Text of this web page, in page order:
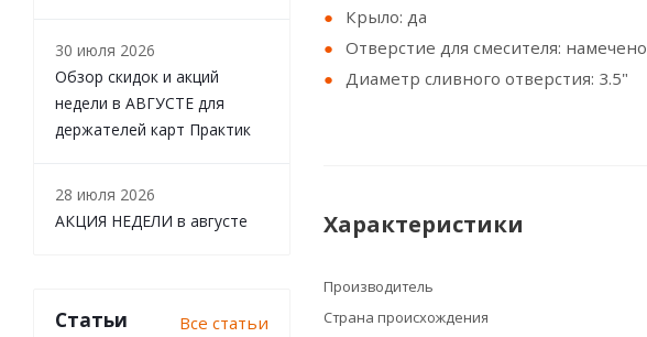
Крыло: да
Отверстие для смесителя: намечено
Диаметр сливного отверстия: 3.5"
Характеристики
Производитель
Страна происхождения
30 июля 2026
Обзор скидок и акций
недели в АВГУСТЕ для
держателей карт Практик
28 июля 2026
АКЦИЯ НЕДЕЛИ в августе
Статьи Все статьи